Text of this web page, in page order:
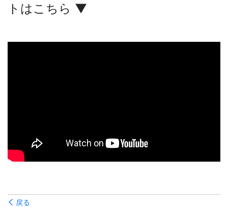
トはこちら ▼
戻る